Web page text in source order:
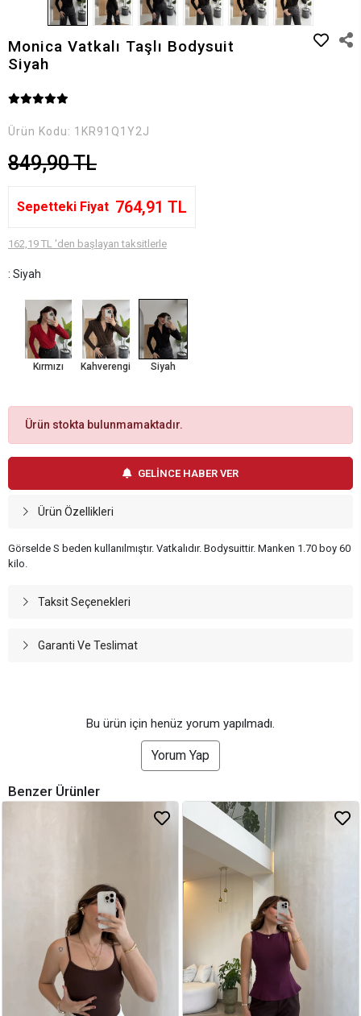
Monica Vatkalı Taşlı Bodysuit
Siyah
Ürün Kodu: 1KR91Q1Y2J
849,90 TL
Sepetteki Fiyat 764,91 TL
162,19 TL 'den başlayan taksitlerle
: Siyah
Kırmızı Kahverengi Siyah
Ürün stokta bulunmamaktadır.
GELİNCE HABER VER
Ürün Özellikleri
Görselde S beden kullanılmıştır. Vatkalıdır. Bodysuittir. Manken 1.70 boy 60
kilo.
Taksit Seçenekleri
Garanti Ve Teslimat
Bu ürün için henüz yorum yapılmadı.
Yorum Yap
Benzer Ürünler